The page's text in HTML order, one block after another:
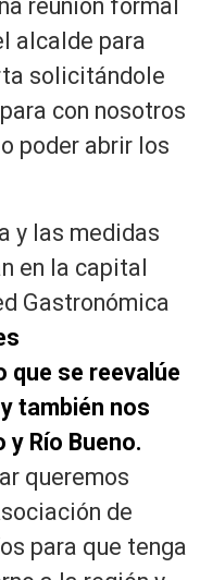
reunión formal
alcalde para
solicitándole
con nosotros
poder abrir los
y las medidas
en la capital
Gastronómica
que se reevalúe
también nos
Río Bueno.
queremos
de
para que tenga